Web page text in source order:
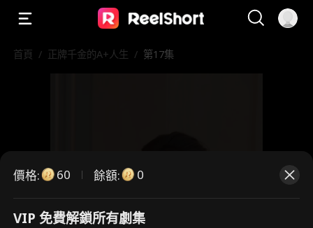
首頁 / 正牌千金的A+人生 / 第17集
價格: 60 餘額: 0
VIP 免費解鎖所有劇集